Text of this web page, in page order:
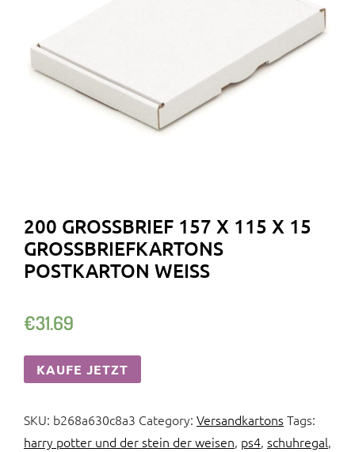
200 GROSSBRIEF 157 X 115 X 15 G
ROSSBRIEFKARTONS PO
STKARTON WEISS
€31.69
KAUFE JETZT
SKU: b268a630c8a3 Category: VersandkartonsTags:
harry potter und der stein der weisen, ps4, schuhregal,